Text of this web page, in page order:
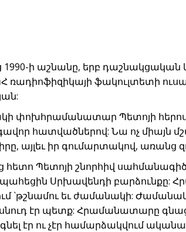
1990-ի աշնանը, երբ
ռադիոֆիզիկայի ֆակուլտետի
փոխհրամանատար Պետոյի
հատվածներով: Նա ոչ միայն
այլեւ իր գումարտակով, առանց
Պետոյի շնորհիվ
Սրխավենդի բարձունքը:
`թշնամու եւ ժամանակի:
սնուդ էր պետք: Հրամանատարը
էր ու չէր համարձակվում